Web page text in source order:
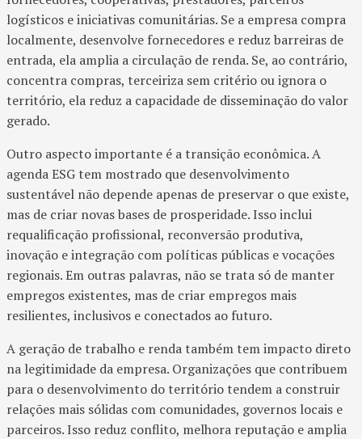
logísticos e iniciativas comunitárias. Se a empresa compra
localmente, desenvolve fornecedores e reduz barreiras de
entrada, ela amplia a circulação de renda. Se, ao contrário,
concentra compras, terceiriza sem critério ou ignora o
território, ela reduz a capacidade de disseminação do valor
gerado.
Outro aspecto importante é a transição econômica. A
agenda ESG tem mostrado que desenvolvimento
sustentável não depende apenas de preservar o que existe,
mas de criar novas bases de prosperidade. Isso inclui
requalificação profissional, reconversão produtiva,
inovação e integração com políticas públicas e vocações
regionais. Em outras palavras, não se trata só de manter
empregos existentes, mas de criar empregos mais
resilientes, inclusivos e conectados ao futuro.
A geração de trabalho e renda também tem impacto direto
na legitimidade da empresa. Organizações que contribuem
para o desenvolvimento do território tendem a construir
relações mais sólidas com comunidades, governos locais e
parceiros. Isso reduz conflito, melhora reputação e amplia